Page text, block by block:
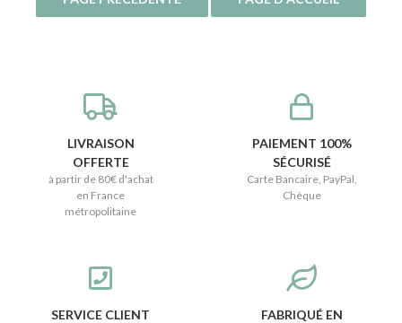
LIVRAISON
OFFERTE
à partir de 80€ d'achat
en France
métropolitaine
PAIEMENT 100%
SÉCURISÉ
Carte Bancaire, PayPal,
Chèque
SERVICE CLIENT
FABRIQUÉ EN